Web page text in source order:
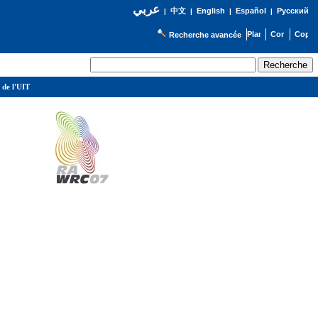
عربي| 中文| English | Español | Русский
Recherche avancée
de l'UIT